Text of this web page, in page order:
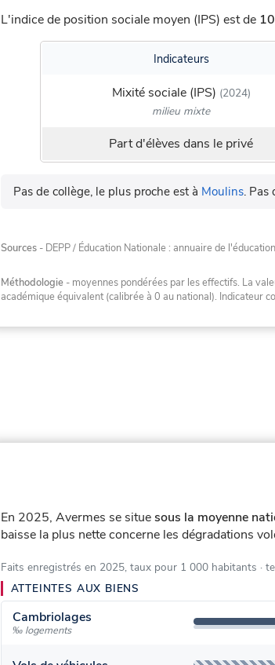
L'indice de position sociale moyen (IPS) est de
Indicateurs
Mixité sociale (IPS) (2024)
milieu mixte
Part d'élèves dans le privé
Pas de collège, le plus proche est à Moulins. Pas
Sources - DEPP / Éducation Nationale : annuaire de
Méthodologie - moyennes pondérées par les effectifs. La
académique équivalent (calibrée à 0 au national). Indicateur
En 2025, Avermes se situesous la moyenne
baisse la plus nette concerne les dégradations
Faits enregistrés en 2025, taux pour 1 000 habitants ·
ATTEINTES AUX BIENS
Cambriolages
‰ logements